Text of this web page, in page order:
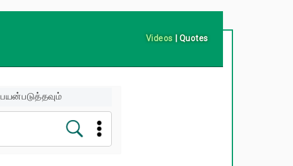
Videos | Quotes
பயன்படுத்தவும்